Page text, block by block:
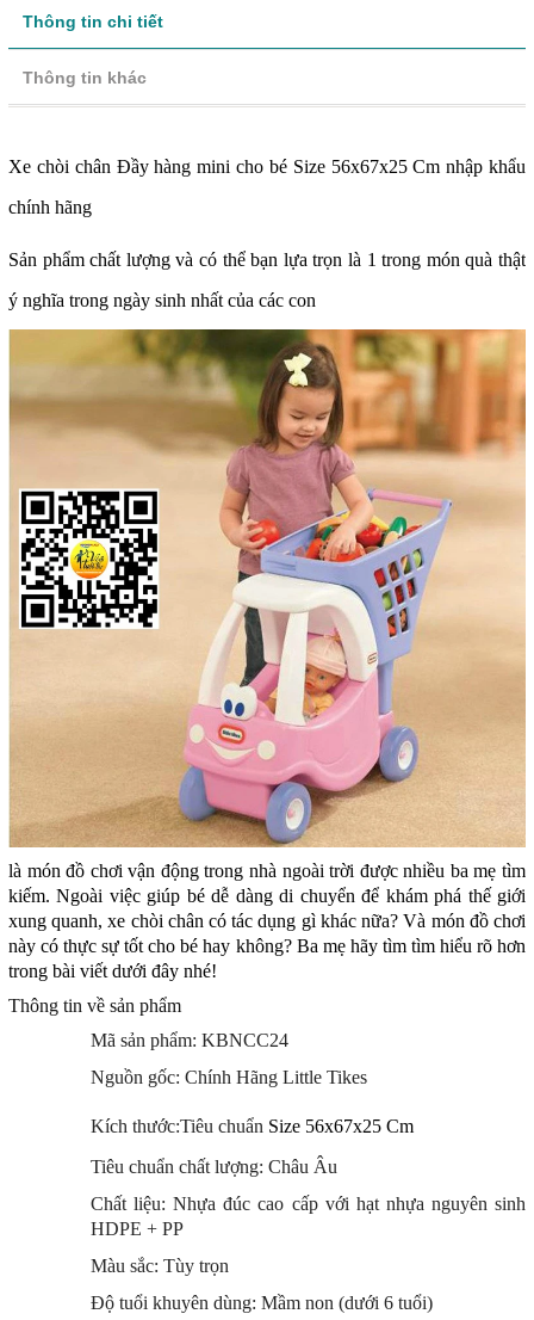
Thông tin chi tiết
Thông tin khác
Xe chòi chân Đầy hàng mini cho bé Size 56x67x25 Cm nhập khẩu
chính hãng
Sản phẩm chất lượng và có thể bạn lựa trọn là 1 trong món quà thật
ý nghĩa trong ngày sinh nhất của các con
là món đồ chơi vận động trong nhà ngoài trời được nhiều ba mẹ tìm
kiếm. Ngoài việc giúp bé dễ dàng di chuyển để khám phá thế giới
xung quanh, xe chòi chân có tác dụng gì khác nữa? Và món đồ chơi
này có thực sự tốt cho bé hay không? Ba mẹ hãy tìm tìm hiểu rõ hơn
trong bài viết dưới đây nhé!
Thông tin về sản phẩm
Mã sản phẩm: KBNCC24
Nguồn gốc: Chính Hãng Little Tikes
Kích thước:Tiêu chuẩn Size 56x67x25 Cm
Tiêu chuẩn chất lượng: Châu Âu
Chất liệu: Nhựa đúc cao cấp với hạt nhựa nguyên sinh
HDPE + PP
Màu sắc: Tùy trọn
Độ tuổi khuyên dùng: Mầm non (dưới 6 tuổi)